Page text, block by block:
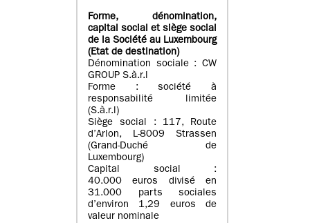
Forme, dénomination,
capital social et siège social
de la Société au Luxembourg
(Etat de destination)
Dénomination sociale : CW
GROUP S.à.r.l
Forme : société à
responsabilité limitée
(S.à.r.l)
Siège social : 117, Route
d’Arlon, L-8009 Strassen
(Grand-Duché de
Luxembourg)
Capital social :
40.000 euros divisé en
31.000 parts sociales
d’environ 1,29 euros de
valeur nominale